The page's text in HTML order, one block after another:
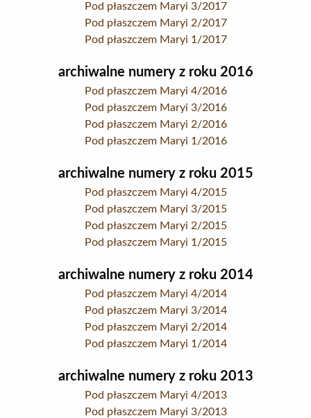
Pod płaszczem Maryi 3/2017
Pod płaszczem Maryi 2/2017
Pod płaszczem Maryi 1/2017
archiwalne numery z roku 2016
Pod płaszczem Maryi 4/2016
Pod płaszczem Maryi 3/2016
Pod płaszczem Maryi 2/2016
Pod płaszczem Maryi 1/2016
archiwalne numery z roku 2015
Pod płaszczem Maryi 4/2015
Pod płaszczem Maryi 3/2015
Pod płaszczem Maryi 2/2015
Pod płaszczem Maryi 1/2015
archiwalne numery z roku 2014
Pod płaszczem Maryi 4/2014
Pod płaszczem Maryi 3/2014
Pod płaszczem Maryi 2/2014
Pod płaszczem Maryi 1/2014
archiwalne numery z roku 2013
Pod płaszczem Maryi 4/2013
Pod płaszczem Maryi 3/2013